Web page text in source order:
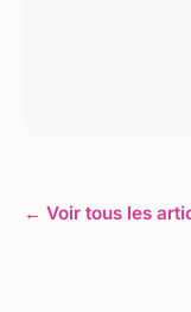
← Voir tous les